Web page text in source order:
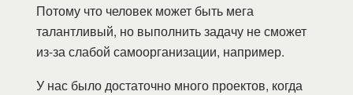
Потому что человек может быть мега
талантливый, но выполнить задачу не сможет
из-за слабой самоорганизации, например.
У нас было достаточно много проектов, когда